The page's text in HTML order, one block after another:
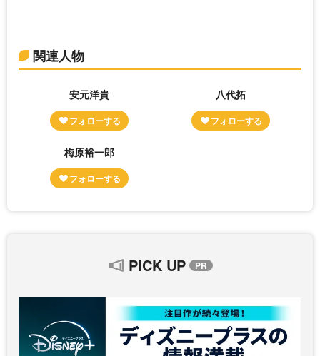
関連人物
安元洋貴 八代拓
梅原裕一郎
PICK UP